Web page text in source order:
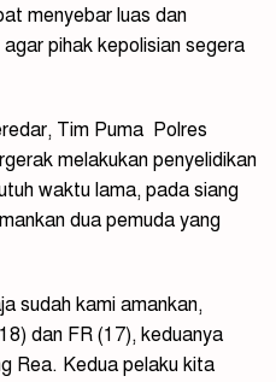
menyebar luas dan
pihak kepolisian segera
Tim Puma Polres
melakukan penyelidikan
waktu lama, pada siang
dua pemuda yang
sudah kami amankan,
dan FR (17), keduanya
Rea. Kedua pelaku kita